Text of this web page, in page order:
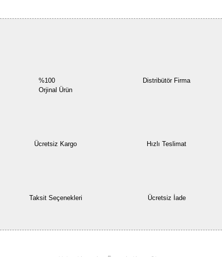
%100
Orjinal Ürün
Distribütör Firma
Ücretsiz Kargo Hızlı Teslimat
Taksit Seçenekleri Ücretsiz İade